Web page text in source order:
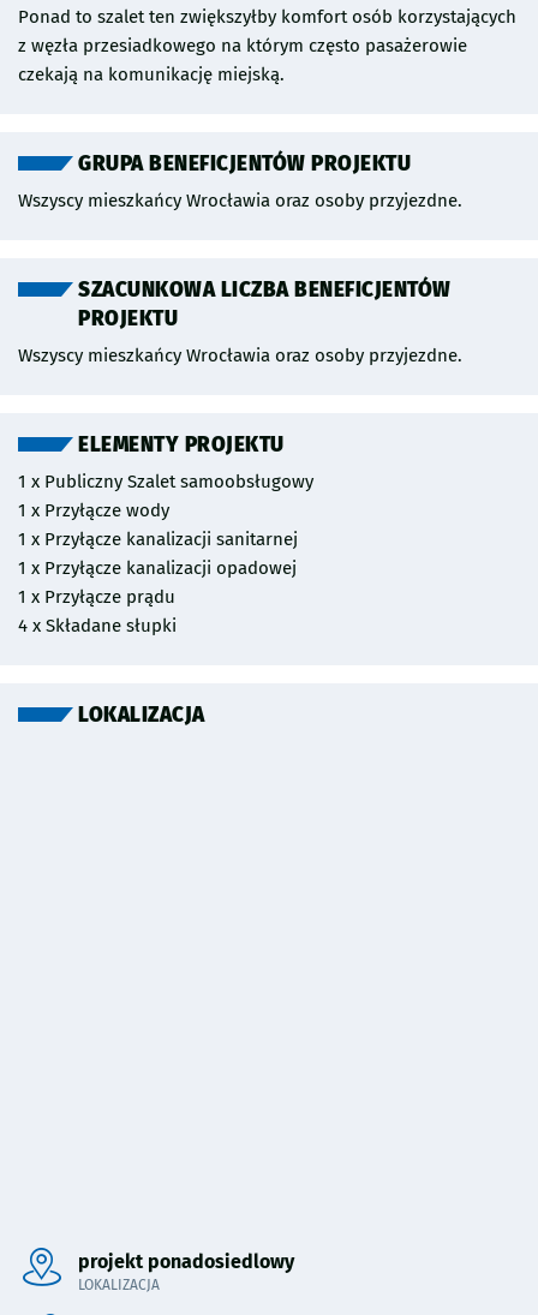
Ponad to szalet ten zwiększyłby komfort osób korzystających
z węzła przesiadkowego na którym często pasażerowie
czekają na komunikację miejską.
GRUPA BENEFICJENTÓW PROJEKTU
Wszyscy mieszkańcy Wrocławia oraz osoby przyjezdne.
SZACUNKOWA LICZBA BENEFICJENTÓW
PROJEKTU
Wszyscy mieszkańcy Wrocławia oraz osoby przyjezdne.
ELEMENTY PROJEKTU
1 x Publiczny Szalet samoobsługowy
1 x Przyłącze wody
1 x Przyłącze kanalizacji sanitarnej
1 x Przyłącze kanalizacji opadowej
1 x Przyłącze prądu
4 x Składane słupki
LOKALIZACJA
Pominięto mapę i przeniesiono do sekcji poniżej.
projekt ponadosiedlowy
LOKALIZACJA